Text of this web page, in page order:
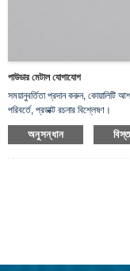
পাউডার মেটাল যোগাযোগ
সময়ানুবর্তিতা প্রদান করুন, কোয়ালিটি
পরিবর্তে, প্রডাক্ট রচনার বিশ্লেষণ।
অনুসন্ধান